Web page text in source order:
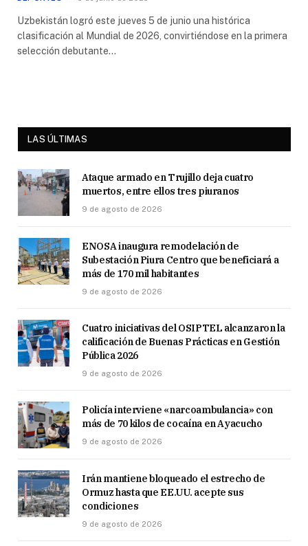
Uzbekistán logró este jueves 5 de junio una histórica
clasificación al Mundial de 2026, convirtiéndose en la primera
selección debutante…
LAS ÚLTIMAS
Ataque armado en Trujillo deja cuatro
muertos, entre ellos tres piuranos
9 de agosto de 2026
ENOSA inaugura remodelación de
Subestación Piura Centro que beneficiará a
más de 170 mil habitantes
9 de agosto de 2026
Cuatro iniciativas del OSIPTEL alcanzaron la
calificación de Buenas Prácticas en Gestión
Pública 2026
9 de agosto de 2026
Policía interviene «narcoambulancia» con
más de 70 kilos de cocaína en Ayacucho
9 de agosto de 2026
Irán mantiene bloqueado el estrecho de
Ormuz hasta que EE.UU. acepte sus
condiciones
9 de agosto de 2026